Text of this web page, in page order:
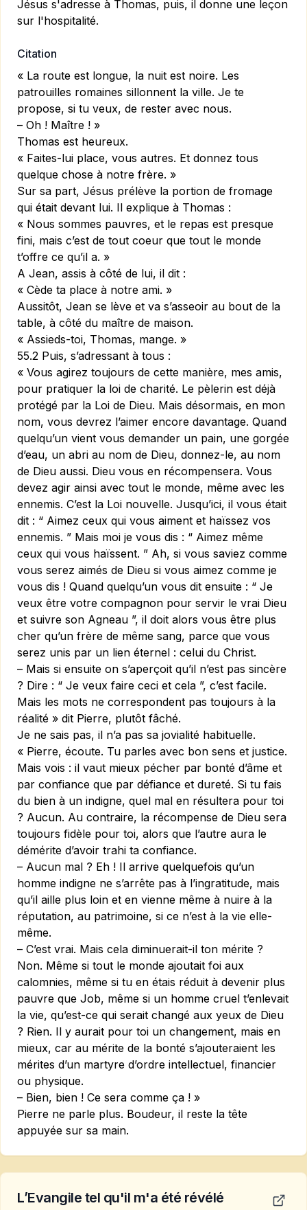
Jésus s'adresse à Thomas, puis, il donne une leçon
sur l'hospitalité.
Citation
« La route est longue, la nuit est noire. Les
patrouilles ro­maines sillonnent la ville. Je te
propose, si tu veux, de rester avec nous.
– Oh ! Maître ! »
Thomas est heureux.
« Faites-lui place, vous autres. Et donnez tous
quelque chose à notre frère. »
Sur sa part, Jésus prélève la portion de fromage
qui était devant lui. Il explique à Thomas :
« Nous sommes pauvres, et le repas est presque
fini, mais c’est de tout coeur que tout le monde
t’offre ce qu’il a. »
A Jean, assis à côté de lui, il dit :
« Cède ta place à notre ami. »
Aussitôt, Jean se lève et va s’asseoir au bout de la
table, à côté du maître de maison.
« Assieds-toi, Thomas, mange. »
55.2 Puis, s’adressant à tous :
« Vous agirez toujours de cette manière, mes amis,
pour pratiquer la loi de charité. Le pèlerin est déjà
protégé par la Loi de Dieu. Mais désormais, en mon
nom, vous devrez l’aimer encore davantage. Quand
quelqu’un vient vous demander un pain, une gorgée
d’eau, un abri au nom de Dieu, donnez-le, au nom
de Dieu aussi. Dieu vous en récompensera. Vous
devez agir ainsi avec tout le monde, même avec les
ennemis. C’est la Loi nouvelle. Jusqu’ici, il vous était
dit : “ Aimez ceux qui vous aiment et haïssez vos
ennemis. ” Mais moi je vous dis : “ Aimez même
ceux qui vous haïssent. ” Ah, si vous saviez comme
vous serez aimés de Dieu si vous aimez comme je
vous dis ! Quand quelqu’un vous dit ensuite : “ Je
veux être votre compagnon pour servir le vrai Dieu
et suivre son Agneau ”, il doit alors vous être plus
cher qu’un frère de même sang, parce que vous
serez unis par un lien éternel : celui du Christ.
– Mais si ensuite on s’aperçoit qu’il n’est pas sincère
? Dire : “ Je veux faire ceci et cela ”, c’est facile.
Mais les mots ne correspondent pas toujours à la
réalité » dit Pierre, plutôt fâché.
Je ne sais pas, il n’a pas sa jovialité habituelle.
« Pierre, écoute. Tu parles avec bon sens et justice.
Mais vois : il vaut mieux pécher par bonté d’âme et
par confiance que par défiance et dureté. Si tu fais
du bien à un indigne, quel mal en résultera pour toi
? Aucun. Au contraire, la récompense de Dieu sera
toujours fidèle pour toi, alors que l’autre aura le
démérite d’avoir trahi ta confiance.
– Aucun mal ? Eh ! Il arrive quelquefois qu’un
homme in­digne ne s’arrête pas à l’ingratitude, mais
qu’il aille plus loin et en vienne même à nuire à la
réputation, au patrimoine, si ce n’est à la vie elle-
même.
– C’est vrai. Mais cela diminuerait-il ton mérite ?
Non. Même si tout le monde ajoutait foi aux
calomnies, même si tu en étais réduit à devenir plus
pauvre que Job, même si un homme cruel t’enlevait
la vie, qu’est-ce qui serait changé aux yeux de Dieu
? Rien. Il y aurait pour toi un changement, mais en
mieux, car au mérite de la bonté s’ajouteraient les
mérites d’un martyre d’ordre intellectuel, financier
ou physique.
– Bien, bien ! Ce sera comme ça ! »
Pierre ne parle plus. Boudeur, il reste la tête
appuyée sur sa main.
L’Evangile tel qu'il m'a été révélé